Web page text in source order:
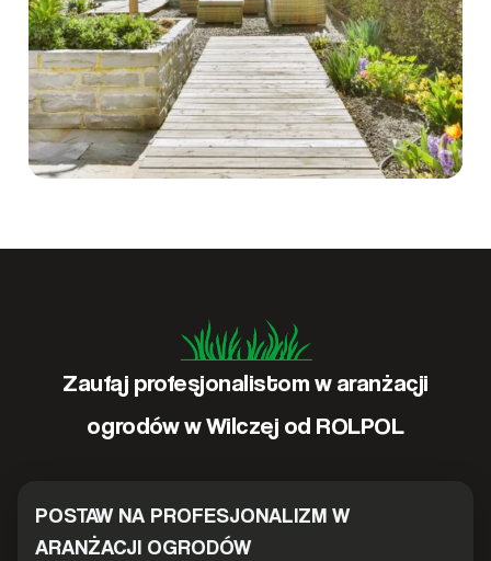
Zaufaj profesjonalistom w aranżacji
ogrodów w Wilczej od ROLPOL
POSTAW NA PROFESJONALIZM W
ARANŻACJI OGRODÓW